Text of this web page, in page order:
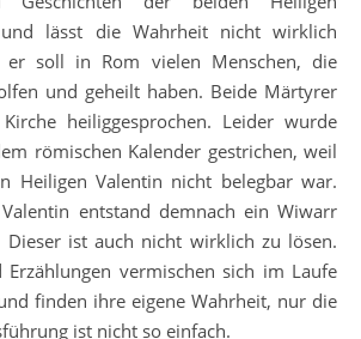
lässt die Wahrheit nicht wirklich
er soll in Rom vielen Menschen, die
und geheilt haben. Beide Märtyrer
heiliggesprochen. Leider wurde
römischen Kalender gestrichen, weil
Heiligen Valentin nicht belegbar war.
entstand demnach ein Wiwarr
ist auch nicht wirklich zu lösen.
vermischen sich im Laufe
finden ihre eigene Wahrheit, nur die
ist nicht so einfach.